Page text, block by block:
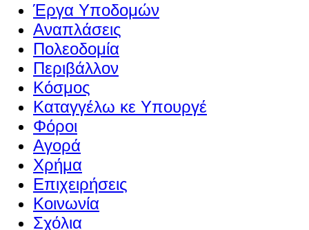
Έργα Υποδομών
Αναπλάσεις
Πολεοδομία
Περιβάλλον
Κόσμος
Καταγγέλω κε Υπουργέ
Φόροι
Αγορά
Χρήμα
Επιχειρήσεις
Κοινωνία
Σχόλια